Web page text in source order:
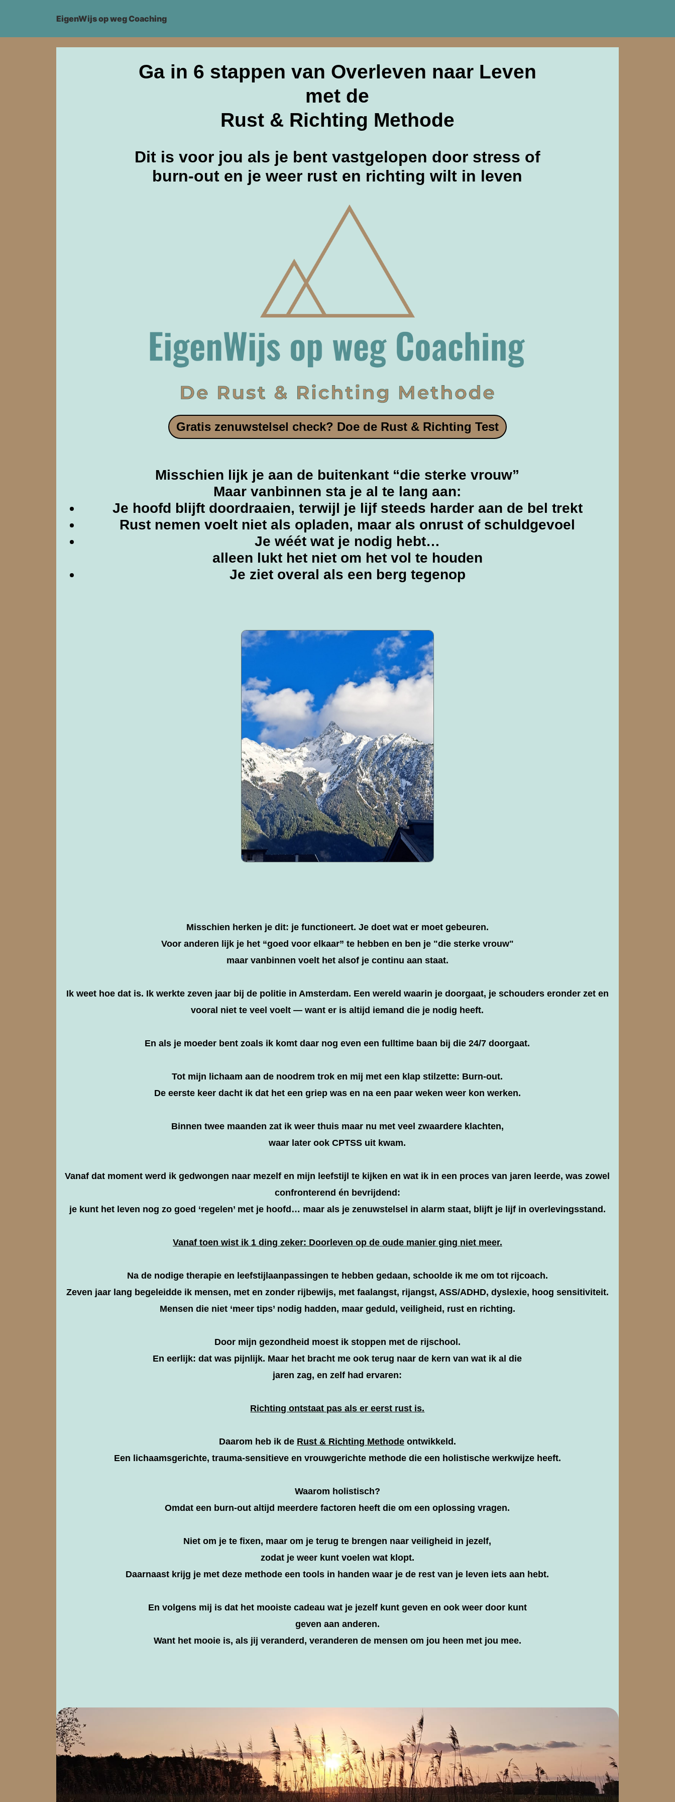
EigenWijs op weg Coaching
Ga in 6 stappen van Overleven naar Leven
met de
Rust & Richting Methode
Dit is voor jou als je bent vastgelopen door stress of
burn-out en je weer rust en richting wilt in leven
Gratis zenuwstelsel check? Doe de Rust & Richting Test
Misschien lijk je aan de buitenkant “die sterke vrouw”
Maar vanbinnen sta je al te lang aan:
Je hoofd blijft doordraaien, terwijl je lijf steeds harder aan de bel trekt
Rust nemen voelt niet als opladen, maar als onrust of schuldgevoel
Je wéét wat je nodig hebt…
alleen lukt het niet om het vol te houden
Je ziet overal als een berg tegenop
Misschien herken je dit: je functioneert. Je doet wat er moet gebeuren.
Voor anderen lijk je het “goed voor elkaar” te hebben en ben je "die sterke vrouw"
maar vanbinnen voelt het alsof je continu aan staat.
Ik weet hoe dat is. Ik werkte zeven jaar bij de politie in Amsterdam. Een wereld waarin je doorgaat, je schouders eronder zet en
vooral niet te veel voelt — want er is altijd iemand die je nodig heeft.
En als je moeder bent zoals ik komt daar nog even een fulltime baan bij die 24/7 doorgaat.
Tot mijn lichaam aan de noodrem trok en mij met een klap stilzette: Burn-out.
De eerste keer dacht ik dat het een griep was en na een paar weken weer kon werken.
Binnen twee maanden zat ik weer thuis maar nu met veel zwaardere klachten,
waar later ook CPTSS uit kwam.
Vanaf dat moment werd ik gedwongen naar mezelf en mijn leefstijl te kijken en wat ik in een proces van jaren leerde, was zowel
confronterend én bevrijdend:
je kunt het leven nog zo goed ‘regelen’ met je hoofd… maar als je zenuwstelsel in alarm staat, blijft je lijf in overlevingsstand.
Vanaf toen wist ik 1 ding zeker: Doorleven op de oude manier ging niet meer.
Na de nodige therapie en leefstijlaanpassingen te hebben gedaan, schoolde ik me om tot rijcoach.
Zeven jaar lang begeleidde ik mensen, met en zonder rijbewijs, met faalangst, rijangst, ASS/ADHD, dyslexie, hoog sensitiviteit.
Mensen die niet ‘meer tips’ nodig hadden, maar geduld, veiligheid, rust en richting.
Door mijn gezondheid moest ik stoppen met de rijschool.
En eerlijk: dat was pijnlijk. Maar het bracht me ook terug naar de kern van wat ik al die
jaren zag, en zelf had ervaren:
Richting ontstaat pas als er eerst rust is.
Daarom heb ik de Rust & Richting Methodeontwikkeld.
Een lichaamsgerichte, trauma-sensitieve en vrouwgerichte methode die een holistische werkwijze heeft.
Waarom holistisch?
Omdat een burn-out altijd meerdere factoren heeft die om een oplossing vragen.
Niet om je te fixen, maar om je terug te brengen naar veiligheid in jezelf,
zodat je weer kunt voelen wat klopt.
Daarnaast krijg je met deze methode een tools in handen waar je de rest van je leven iets aan hebt.
En volgens mij is dat het mooiste cadeau wat je jezelf kunt geven en ook weer door kunt
geven aan anderen.
Want het mooie is, als jij veranderd, veranderen de mensen om jou heen met jou mee.